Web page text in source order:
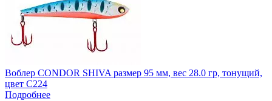
Воблер CONDOR SHIVA размер 95 мм, вес 28.0 гр, тонущий,
цвет C224
Подробнее